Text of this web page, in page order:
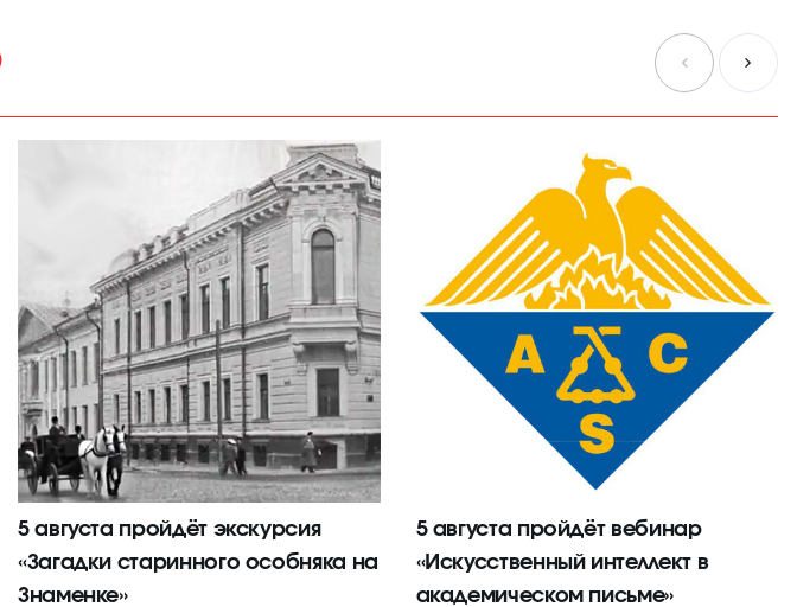
5 августа пройдёт экскурсия
«Загадки старинного особняка на
Знаменке»
5 августа пройдёт вебинар
«Искусственный интеллект в
академическом письме»